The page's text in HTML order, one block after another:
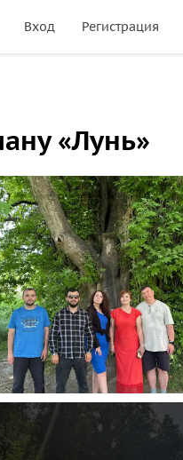
Вход Регистрация
«Лунь»